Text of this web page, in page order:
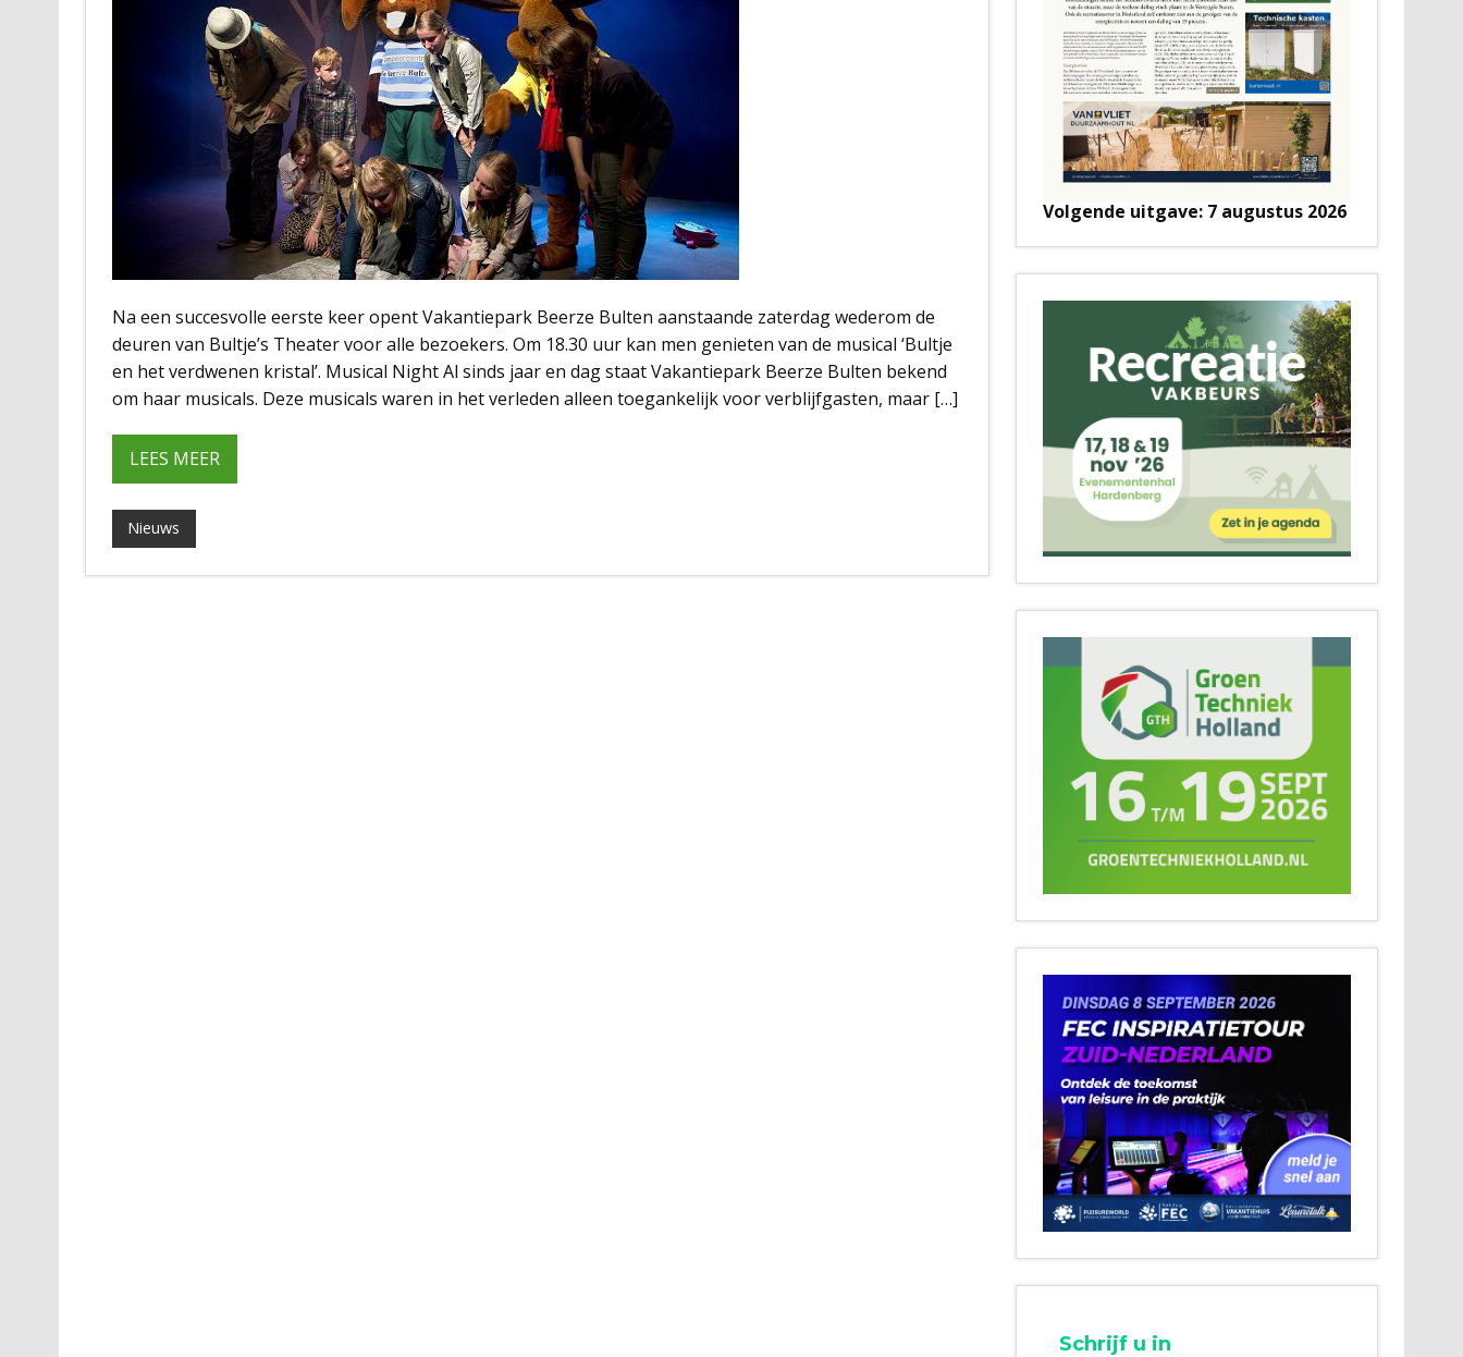
Na een succesvolle eerste keer opent Vakantiepark Beerze Bulten aanstaande zaterdag wederom de
deuren van Bultje’s Theater voor alle bezoekers. Om 18.30 uur kan men genieten van de musical ‘Bultje
en het verdwenen kristal’. Musical Night Al sinds jaar en dag staat Vakantiepark Beerze Bulten bekend
om haar musicals. Deze musicals waren in het verleden alleen toegankelijk voor verblijfgasten, maar […]
LEES MEER
Nieuws
Volgende uitgave: 7 augustus 2026
Schrijf u in